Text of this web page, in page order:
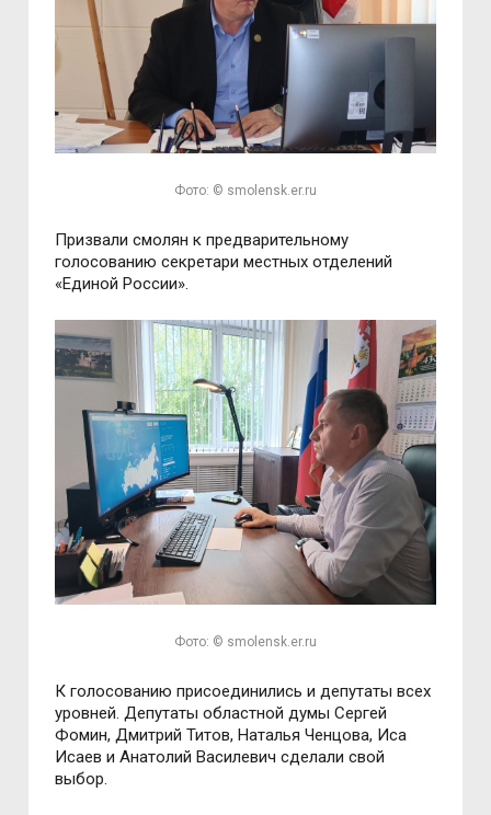
Фото: © smolensk.er.ru
Призвали смолян к предварительному
голосованию секретари местных отделений
«Единой России».
Фото: © smolensk.er.ru
К голосованию присоединились и депутаты всех
уровней. Депутаты областной думы Сергей
Фомин, Дмитрий Титов, Наталья Ченцова, Иса
Исаев и Анатолий Василевич сделали свой
выбор.